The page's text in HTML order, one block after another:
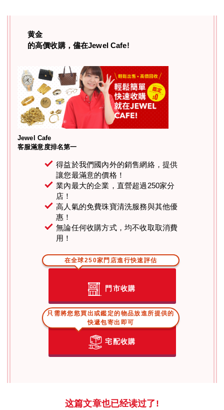
黄金
的高價收購，儘在Jewel Cafe!
Jewel Cafe
客服滿意度排名第一
得益於我們國內外的銷售網絡，提供
讓您最滿意的價格！
業內最大的企業，直營超過250家分
店！
高人氣的免費珠寶清洗服務與其他優
惠！
無論任何收購方式，均不收取取消費
用！
在全球250家門店進行快速評估
門市收購
只需將您慾買出或鑑定的物品放進所提供的
快遞包寄出即可
宅配收購
这篇文章也已经读过了!